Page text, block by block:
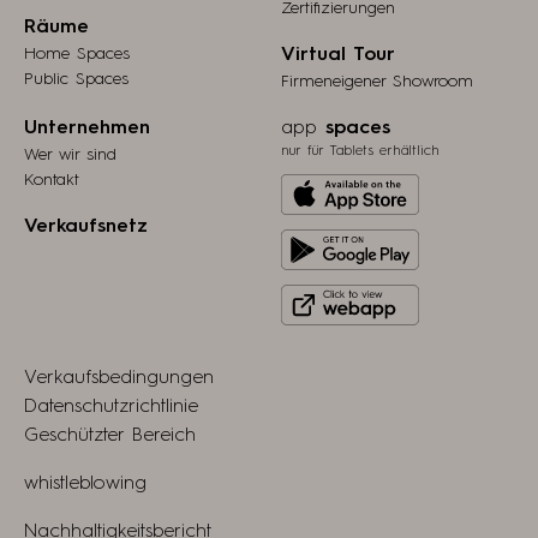
Räume
Home Spaces
Public Spaces
Zertifizierungen
Virtual Tour
Firmeneigener Showroom
Unternehmen
Wer wir sind
Kontakt
Verkaufsnetz
app spaces
nur für Tablets erhältlich
from
store
it
Play
to
Verkaufsbedingungen
Datenschutzrichtlinie
Geschützter Bereich
whistleblowing
Nachhaltigkeitsbericht